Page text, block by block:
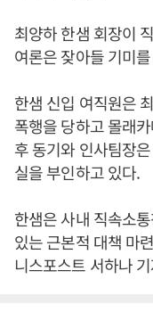
최양하 한샘 회장이
여론은 잦아들 기미
한샘 신입 여직원은
폭행을 당하고 몰래
후 동기와 인사팀장
실을 부인하고 있다.
한샘은 사내 직속소
있는 근본적 대책 마
니스포스트 서하나